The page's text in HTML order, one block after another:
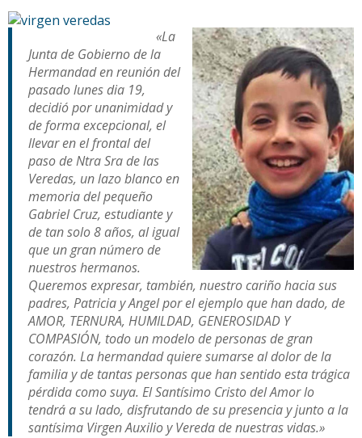
«La
Junta de Gobierno de la
Hermandad en reunión del
pasado lunes dia 19,
decidió por unanimidad y
de forma excepcional, el
llevar en el frontal del
paso de Ntra Sra de las
Veredas, un lazo blanco en
memoria del pequeño
Gabriel Cruz, estudiante y
de tan solo 8 años, al igual
que un gran número de
nuestros hermanos.
Queremos expresar, también, nuestro cariño hacia sus
padres, Patricia y Angel por el ejemplo que han dado, de
AMOR, TERNURA, HUMILDAD, GENEROSIDAD Y
COMPASIÓN, todo un modelo de personas de gran
corazón. La hermandad quiere sumarse al dolor de la
familia y de tantas personas que han sentido esta trágica
pérdida como suya. El Santísimo Cristo del Amor lo
tendrá a su lado, disfrutando de su presencia y junto a la
santísima Virgen Auxilio y Vereda de nuestras vidas.»